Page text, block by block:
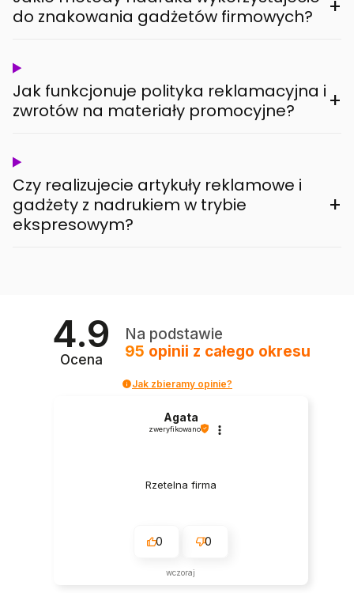
do znakowania gadżetów firmowych?
+
Jak funkcjonuje polityka reklamacyjna i
zwrotów na materiały promocyjne?
+
Czy realizujecie artykuły reklamowe i
gadżety z nadrukiem w trybie
ekspresowym?
+
4.9
Ocena
Na podstawie
95 opinii z całego okresu
Jak zbieramy opinie?
Agata
zweryfikowano
Rzetelna firma
0 0
wczoraj